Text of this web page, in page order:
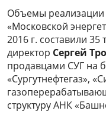
Объемы
«Московской
2016 г. составили 35
директор Сергей
продавцами СУГ на
«Сургутнефтегаз»,
структуру АНК